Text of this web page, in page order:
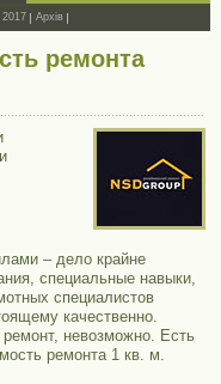
2017 Архів
ремонта
– дело крайне
специальные навыки,
специалистов
качественно.
ремонт, невозможно. Есть
ремонта 1 кв. м.